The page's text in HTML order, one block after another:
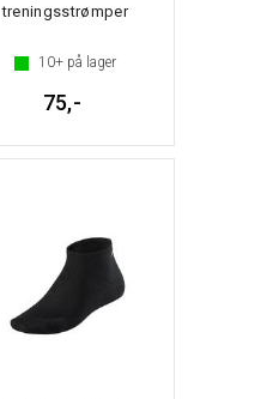
treningsstrømper
10+på lager
75,-